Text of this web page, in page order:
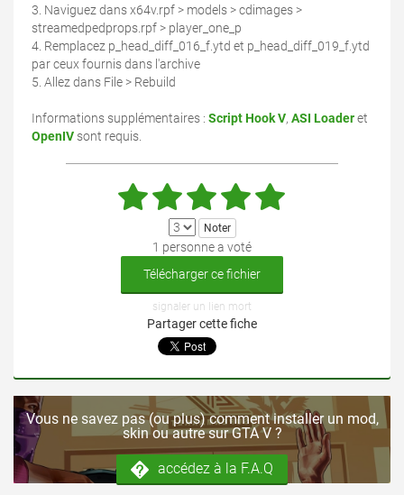
3. Naviguez dans x64v.rpf > models > cdimages >
streamedpedprops.rpf > player_one_p
4. Remplacez p_head_diff_016_f.ytd et p_head_diff_019_f.ytd
par ceux fournis dans l'archive
5. Allez dans File > Rebuild
Informations supplémentaires : Script Hook V, ASI Loaderet
OpenIV sont requis.
1 personne a voté
Télécharger ce fichier
signaler un lien mort
Partager cette fiche
Vous ne savez pas (ou plus) comment installer un mod,
skin ou autre sur GTA V ?
accédez à la F.A.Q